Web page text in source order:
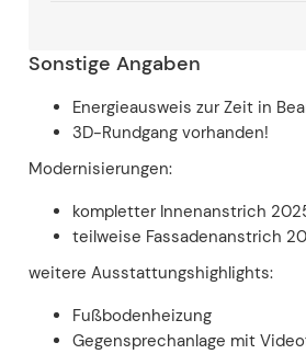
Sonstige Angaben
Energieausweis zur Zeit in
3D-Rundgang vorhanden!
Modernisierungen:
kompletter Innenanstrich
teilweise Fassadenanstrich
weitere Ausstattungshighlights:
Fußbodenheizung
Gegensprechanlage mit